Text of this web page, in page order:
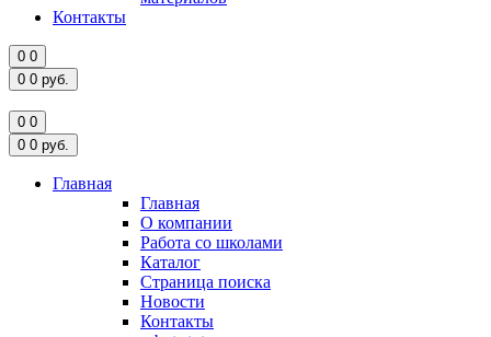
Контакты
0 0
0 0 руб.
0 0
0 0 руб.
Главная
Главная
О компании
Работа со школами
Каталог
Страница поиска
Новости
Контакты